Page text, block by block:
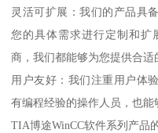
灵活可扩展：我们的产品具
您的具体需求进行定制和扩
商，我们都能够为您提供合适
用户友好：我们注重用户体
有编程经验的操作人员，也能
TIA博途WinCC软件系列产品